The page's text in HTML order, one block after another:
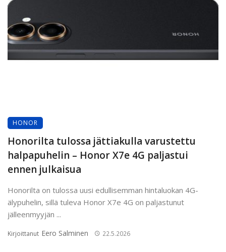
HONOR
Honorilta tulossa jättiakulla varustettu
halpapuhelin – Honor X7e 4G paljastui
ennen julkaisua
Honorilta on tulossa uusi edullisemman hintaluokan 4G-
älypuhelin, sillä tuleva Honor X7e 4G on paljastunut
jälleenmyyjän ...
Kirjoittanut Eero Salminen 22.5.2026